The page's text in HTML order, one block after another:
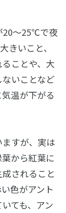
20～25℃で夜
いこと、
ことや、大
いことなど
温が下がる
すが、実は
から紅葉に
されること
色がアント
ても、アン